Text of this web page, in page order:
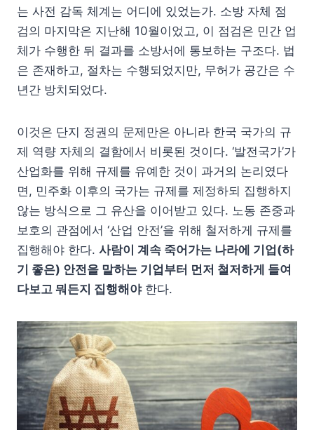
는 사전 감독 체계는 어디에 있었는가. 소방 자체 점
검의 마지막은 지난해 10월이었고, 이 점검은 민간 업
체가 수행한 뒤 결과를 소방서에 통보하는 구조다. 법
은 존재하고, 절차는 수행되었지만, 무허가 공간은 수
년간 방치되었다.
이것은 단지 정권의 문제만은 아니라 한국 국가의 규
제 역량 자체의 결함에서 비롯된 것이다. ‘발전국가’가
산업화를 위해 규제를 유예한 것이 과거의 논리였다
면, 민주화 이후의 국가는 규제를 제정하되 집행하지
않는 방식으로 그 유산을 이어받고 있다. 노동 존중과
보호의 관점에서 ‘산업 안전’을 위해 철저하게 규제를
집행해야 한다. 사람이 계속 죽어가는 나라에 기업(하
기 좋은) 안전을 말하는 기업부터 먼저 철저하게 들여
다보고 뭐든지 집행해야한다.